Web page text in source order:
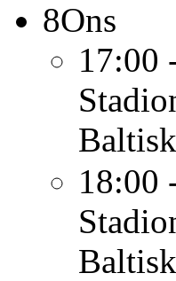
8Ons
17:00
18:00